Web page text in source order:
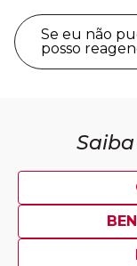
Se eu não
posso